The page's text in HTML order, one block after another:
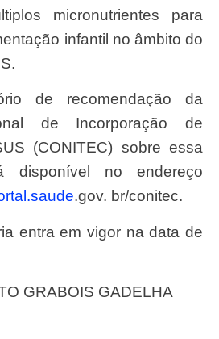
micronutrientes para
infantil no âmbito do
de Incorporação de
(CONITEC) sobre essa
disponível no endereço
.gov. br/conitec.
GRABOIS GADELHA